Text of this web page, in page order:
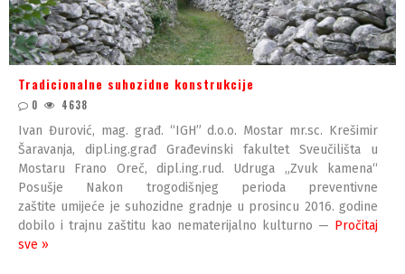
Tradicionalne suhozidne konstrukcije
0 4638
Ivan Đurović, mag. građ. “IGH” d.o.o. Mostar mr.sc. Krešimir
Šaravanja, dipl.ing.građ Građevinski fakultet Sveučilišta u
Mostaru Frano Oreč, dipl.ing.rud. Udruga „Zvuk kamena“
Posušje Nakon trogodišnjeg perioda preventivne
zaštite umijeće je suhozidne gradnje u prosincu 2016. godine
dobilo i trajnu zaštitu kao nematerijalno kulturno — Pročitaj
sve »